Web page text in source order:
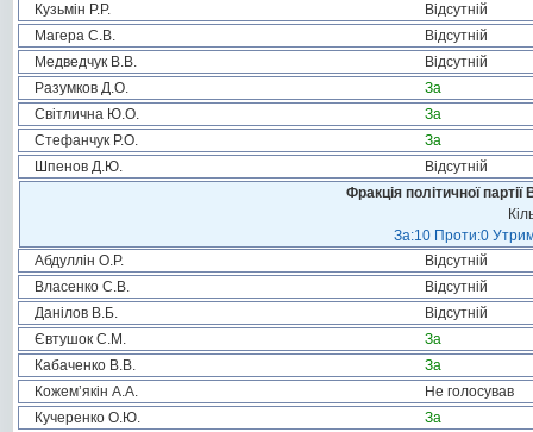
Кузьмін Р.Р.
Відсутній
Магера С.В.
Відсутній
Медведчук В.В.
Відсутній
Разумков Д.О.
За
Світлична Ю.О.
За
Стефанчук Р.О.
За
Шпенов Д.Ю.
Відсутній
Фракція політичної
За:10 Проти:0
Абдуллін О.Р.
Відсутній
Власенко С.В.
Відсутній
Данілов В.Б.
Відсутній
Євтушок С.М.
За
Кабаченко В.В.
За
Кожем’якін А.А.
Не голосував
Кучеренко О.Ю.
За